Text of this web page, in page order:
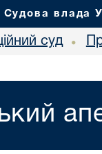
Судова влада
суд •